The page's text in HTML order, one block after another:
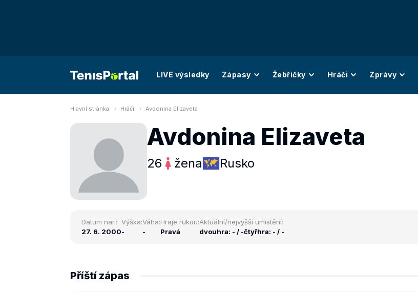
LIVE výsledky Zápasy Žebříčky Hráči Zprávy
Hlavní stránka Hráči Avdonina Elizaveta
Avdonina Elizaveta
26 žena Rusko
Datum nar.:
27. 6. 2000
Výška:
-
Váha:
-
Hraje rukou:
Pravá
Aktuální/nejvyšší umístění:
dvouhra: - / -čtyřhra: - / -
Příští zápas